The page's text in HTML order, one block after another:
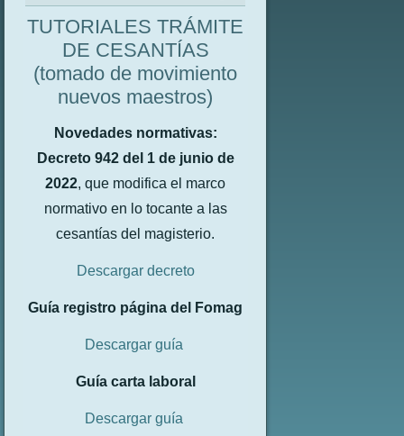
TUTORIALES TRÁMITE
DE CESANTÍAS
(tomado de movimiento
nuevos maestros)
Novedades normativas:
Decreto 942 del 1 de junio de
2022, que modifica el marco
normativo en lo tocante a las
cesantías del magisterio.
Descargar decreto
Guía registro página del Fomag
Descargar guía
Guía carta laboral
Descargar guía